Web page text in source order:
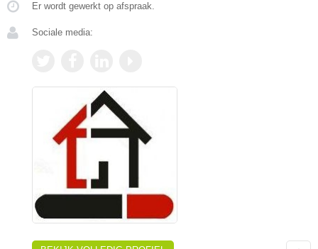
Er wordt gewerkt op afspraak.
Sociale media: